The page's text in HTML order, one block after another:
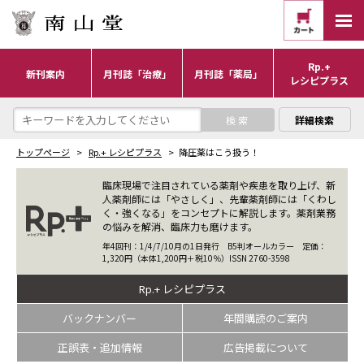
新刊案内 月刊誌「治療」 月刊誌「薬局」
Rp.+
レシピプラス
詳細検索
トップページ Rp.+ レシピプラス 降圧薬はこう扱う！
臨床現場で注目されている薬剤や疾患を取り上げ、新
人薬剤師には「やさしく」、先輩薬剤師には「くわし
く・強くなる」をコンセプトに解説します。薬剤業務
の悩みを解消、臨床力も磨けます。
年4回刊：1/4/7/10月の1日発行 B5判オールカラー 定価：
1,320円（本体1,200円＋税10％）ISSN 2760-3598
Rp.+ レシピプラス
バックナンバー
年間購読のご案内
正誤表・追加情報
広告掲載について